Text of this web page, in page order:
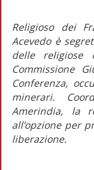
Religioso dei
Acevedo è
delle religiose
Commissione
Conferenza,
minerari.
Amerindia, la
all’opzione per
liberazione.